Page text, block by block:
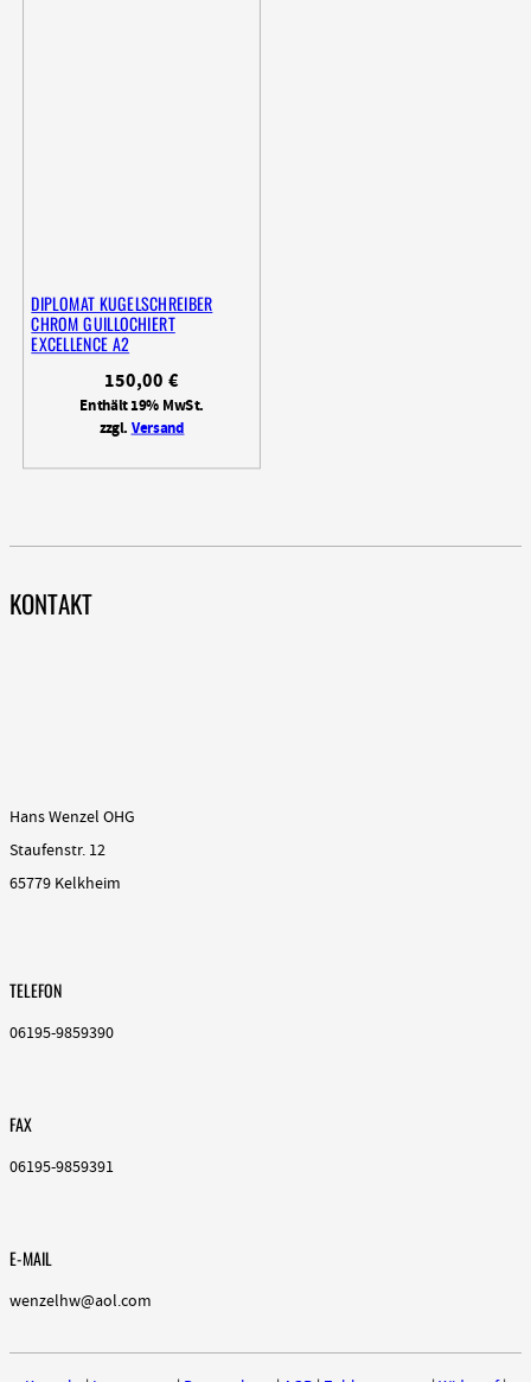
DIPLOMAT KUGELSCHREIBER
CHROM GUILLOCHIERT
EXCELLENCE A2
150,00 €
Enthält 19% MwSt.
zzgl.Versand
KONTAKT
Hans Wenzel OHG
Staufenstr. 12
65779 Kelkheim
TELEFON
06195-9859390
FAX
06195-9859391
E-MAIL
wenzelhw@aol.com